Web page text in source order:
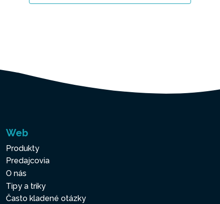
Web
Produkty
Predajcovia
O nás
Tipy a triky
Často kladené otázky